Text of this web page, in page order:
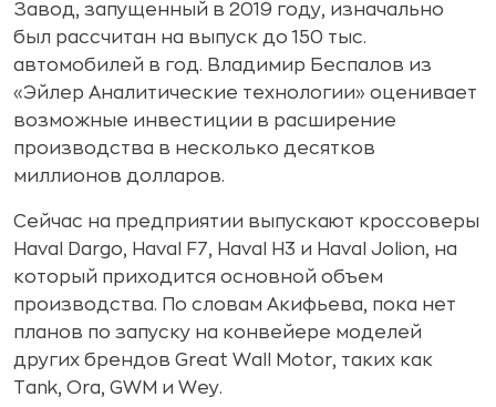
Завод, запущенный в 2019 году, изначально
был рассчитан на выпуск до 150 тыс.
автомобилей в год. Владимир Беспалов из
«Эйлер Аналитические технологии» оценивает
возможные инвестиции в расширение
производства в несколько десятков
миллионов долларов.
Сейчас на предприятии выпускают кроссоверы
Haval Dargo, Haval F7, Haval H3 и Haval Jolion, на
который приходится основной объем
производства. По словам Акифьева, пока нет
планов по запуску на конвейере моделей
других брендов Great Wall Motor, таких как
Tank, Ora, GWM и Wey.